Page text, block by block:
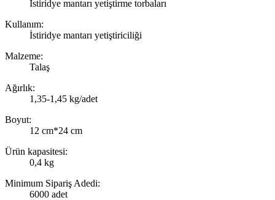
İstiridye mantarı yetiştirme torbaları
Kullanım:
İstiridye mantarı yetiştiriciliği
Malzeme:
Talaş
Ağırlık:
1,35-1,45 kg/adet
Boyut:
12 cm*24 cm
Ürün kapasitesi:
0,4 kg
Minimum Sipariş Adedi:
6000 adet